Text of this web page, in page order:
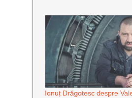
Ionuț Drăgotesc despre